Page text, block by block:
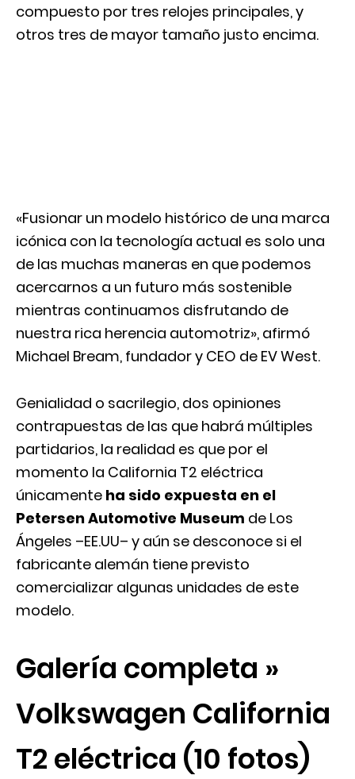
compuesto por tres relojes principales, y
otros tres de mayor tamaño justo encima.
«Fusionar un modelo histórico de una marca
icónica con la tecnología actual es solo una
de las muchas maneras en que podemos
acercarnos a un futuro más sostenible
mientras continuamos disfrutando de
nuestra rica herencia automotriz», afirmó
Michael Bream, fundador y CEO de EV West.
Genialidad o sacrilegio, dos opiniones
contrapuestas de las que habrá múltiples
partidarios, la realidad es que por el
momento la California T2 eléctrica
únicamente ha sido expuesta en el
Petersen Automotive Museum de Los
Ángeles –EE.UU– y aún se desconoce si el
fabricante alemán tiene previsto
comercializar algunas unidades de este
modelo.
Galería completa »
Volkswagen California
T2 eléctrica (10 fotos)